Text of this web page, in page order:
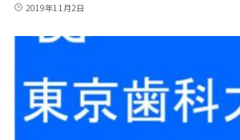
2019年11月2日